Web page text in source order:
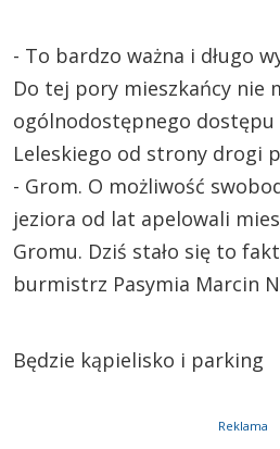
- To bardzo ważna i długo
Do tej pory mieszkańcy nie
ogólnodostępnego dostępu
Leleskiego od strony drogi
- Grom. O możliwość
jeziora od lat apelowali
Gromu. Dziś stało się to
burmistrz Pasymia Marcin
Będzie kąpielisko i parking
Reklama